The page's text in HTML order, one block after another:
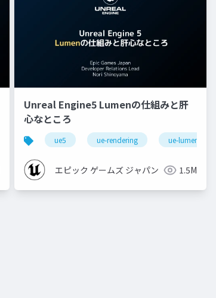
Unreal Engine5 Lumenの仕組みと肝
心なところ
ue5 ue-rendering ue-lumen
エピック ゲームズ ジャパン 1.5M